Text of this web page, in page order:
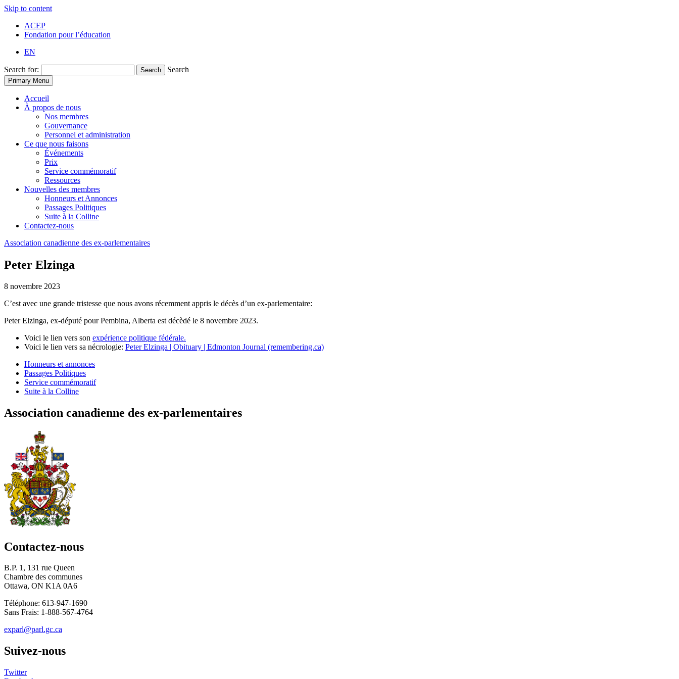
Skip to content
ACEP
Fondation pour l’éducation
EN
Search for: Search Search
Primary Menu
Accueil
À propos de nous
Nos membres
Gouvernance
Personnel et administration
Ce que nous faisons
Événements
Prix
Service commémoratif
Ressources
Nouvelles des membres
Honneurs et Annonces
Passages Politiques
Suite à la Colline
Contactez-nous
Association canadienne des ex-parlementaires
Peter Elzinga
8 novembre 2023
C’est avec une grande tristesse que nous avons récemment appris le décès d’un ex-parlementaire:
Peter Elzinga, ex-député pour Pembina, Alberta est décèdé le 8 novembre 2023.
Voici le lien vers son expérience politique fédérale.
Voici le lien vers sa nécrologie: Peter Elzinga | Obituary | Edmonton Journal (remembering.ca)
Honneurs et annonces
Passages Politiques
Service commémoratif
Suite à la Colline
Association canadienne des ex-parlementaires
Contactez-nous
B.P. 1, 131 rue Queen
Chambre des communes
Ottawa, ON K1A 0A6
Téléphone: 613-947-1690
Sans Frais: 1-888-567-4764
exparl@parl.gc.ca
Suivez-nous
Twitter